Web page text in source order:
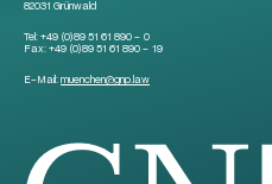
82031 Grünwald
Tel:+49 (0)89 51 61 890 – 0
Fax:+49 (0)89 51 61 890 – 19
E-Mail:muenchen@gnp.law